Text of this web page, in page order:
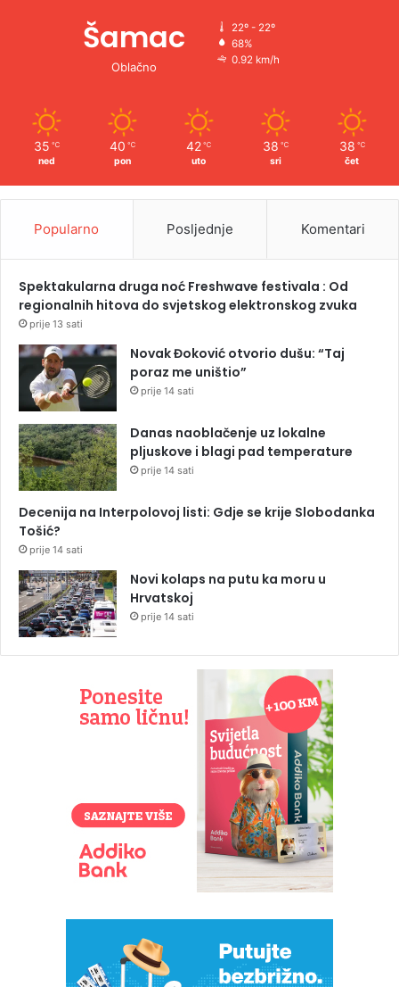
Šamac
Oblačno
22º - 22º
68%
0.92 km/h
35 ℃
ned
40 ℃
pon
42 ℃
uto
38 ℃
sri
38 ℃
čet
Popularno Posljednje Komentari
Spektakularna druga noć Freshwave festivala : Od
regionalnih hitova do svjetskog elektronskog zvuka
prije 13 sati
Novak Đoković otvorio dušu: “Taj
poraz me uništio”
prije 14 sati
Danas naoblačenje uz lokalne
pljuskove i blagi pad temperature
prije 14 sati
Decenija na Interpolovoj listi: Gdje se krije Slobodanka
Tošić?
prije 14 sati
Novi kolaps na putu ka moru u
Hrvatskoj
prije 14 sati